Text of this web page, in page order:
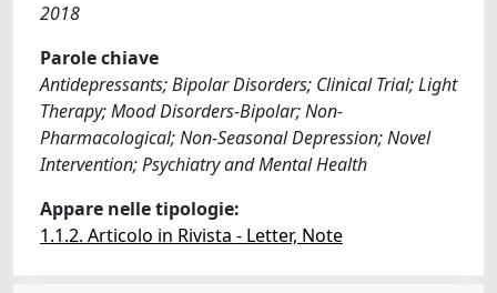
2018
Parole chiave
Antidepressants; Bipolar Disorders; Clinical Trial; Light
Therapy; Mood Disorders-Bipolar; Non-
Pharmacological; Non-Seasonal Depression; Novel
Intervention; Psychiatry and Mental Health
Appare nelle tipologie:
1.1.2. Articolo in Rivista - Letter, Note